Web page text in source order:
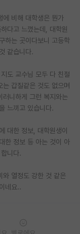
에 비해 대학생은 뭔가
다고 느꼈는데, 대학원
하는 곳이다보니 고등학
같습니다.
도 교수님 모두 다 친절
갑질같은 것도 없으며
러니하게 그런 복지와는
느끼고 있습니다.
대한 정보, 대학원생이
한 정보 등 아는 것이 아
니다.
와 열정도 강한 것 같은
네요..